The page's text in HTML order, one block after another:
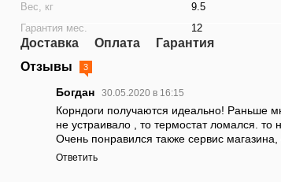
Вес, кг
9.5
Гарантия мес.
12
Доставка Оплата
Гарантия
Отзывы
3
Богдан 30.05.2020 в 16:15
Корндоги получаются идеально! Раньше
не устраивало , то термостат ломался. то
Очень понравился также сервис
Ответить